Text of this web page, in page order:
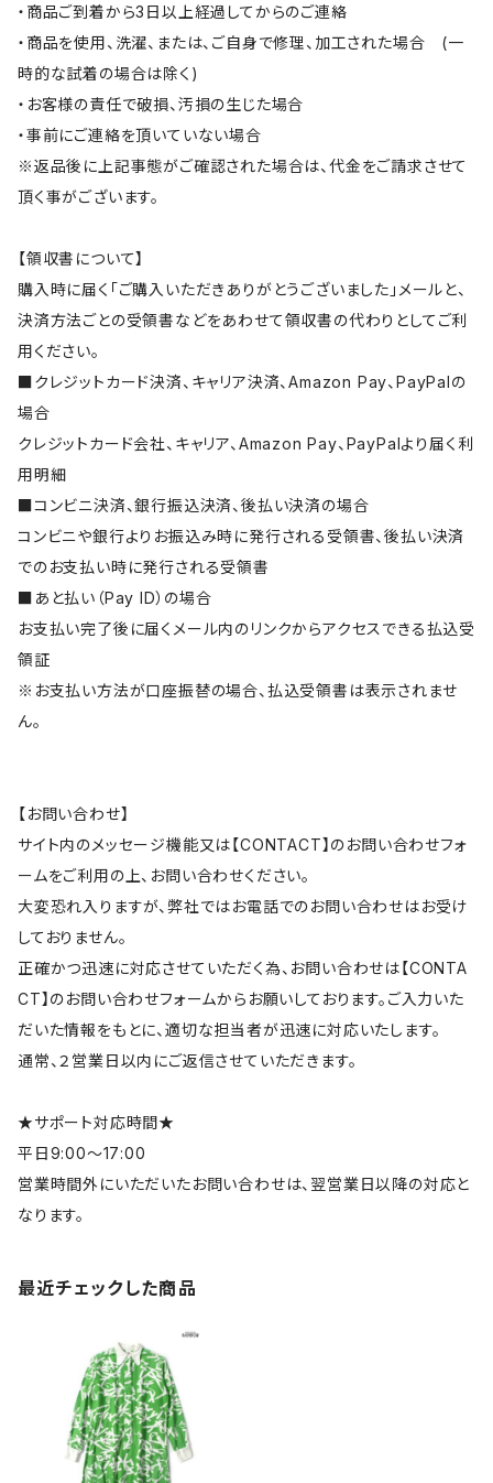
・商品ご到着から3日以上経過してからのご連絡
・商品を使用、洗濯、または、ご自身で修理、加工された場合 (一
時的な試着の場合は除く)
・お客様の責任で破損、汚損の生じた場合
・事前にご連絡を頂いていない場合
※返品後に上記事態がご確認された場合は、代金をご請求させて
頂く事がございます。
【領収書について】
購入時に届く「ご購入いただきありがとうございました」メールと、
決済方法ごとの受領書などをあわせて領収書の代わりとしてご利
用ください。
■クレジットカード決済、キャリア決済、Amazon Pay、PayPalの
場合
クレジットカード会社、キャリア、Amazon Pay、PayPalより届く利
用明細
■コンビニ決済、銀行振込決済、後払い決済の場合
コンビニや銀行よりお振込み時に発行される受領書、後払い決済
でのお支払い時に発行される受領書
■あと払い（Pay ID）の場合
お支払い完了後に届くメール内のリンクからアクセスできる払込受
領証
※お支払い方法が口座振替の場合、払込受領書は表示されませ
ん。
【お問い合わせ】
サイト内のメッセージ機能又は【CONTACT】のお問い合わせフォ
ームをご利用の上、お問い合わせください。
大変恐れ入りますが、弊社ではお電話でのお問い合わせはお受け
しておりません。
正確かつ迅速に対応させていただく為、お問い合わせは【CONTA
CT】のお問い合わせフォームからお願いしております。ご入力いた
だいた情報をもとに、適切な担当者が迅速に対応いたします。
通常、２営業日以内にご返信させていただきます。
★サポート対応時間★
平日9:00～17:00
営業時間外にいただいたお問い合わせは、翌営業日以降の対応と
なります。
最近チェックした商品